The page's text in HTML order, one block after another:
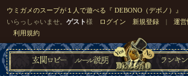
ウミガメのスープが１人で遊べる『 DEBONO（デボノ）』
いらっしゃいませ。ゲスト様 ログイン 新規登録 |運営
利用規約